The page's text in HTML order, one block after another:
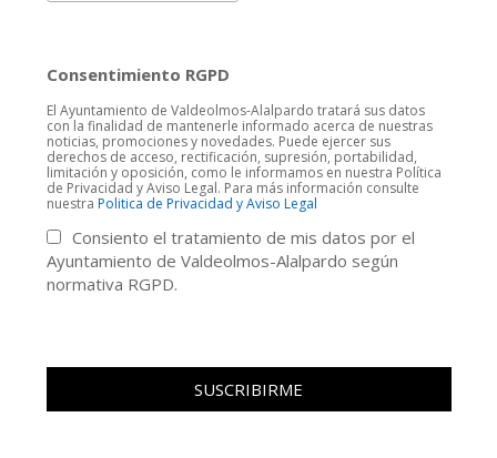
Consentimiento RGPD
El Ayuntamiento de Valdeolmos-Alalpardo tratará sus datos
con la finalidad de mantenerle informado acerca de nuestras
noticias, promociones y novedades. Puede ejercer sus
derechos de acceso, rectificación, supresión, portabilidad,
limitación y oposición, como le informamos en nuestra Política
de Privacidad y Aviso Legal. Para más información consulte
nuestra Politica de Privacidad y Aviso Legal
Consiento el tratamiento de mis datos por el
Ayuntamiento de Valdeolmos-Alalpardo según
normativa RGPD.